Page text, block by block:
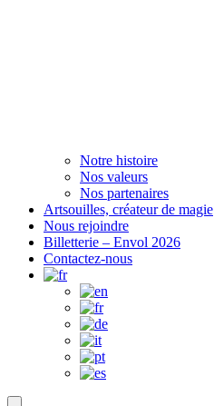
Notre histoire
Nos valeurs
Nos partenaires
Artsouilles, créateur de magie
Nous rejoindre
Billetterie – Envol 2026
Contactez-nous